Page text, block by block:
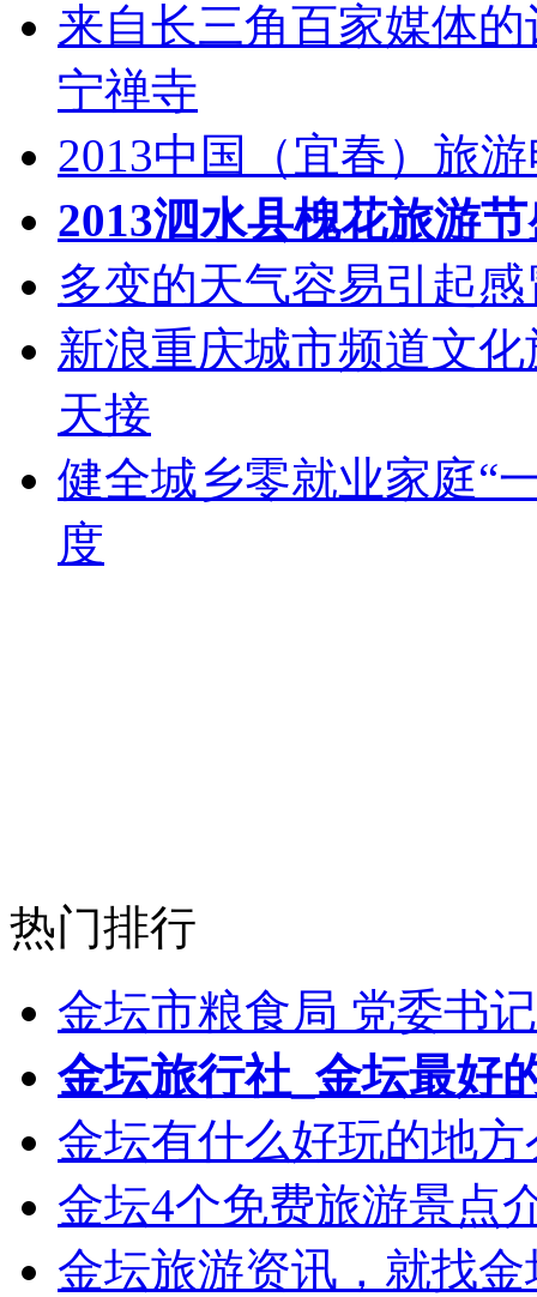
来自长三角百家媒体
宁禅寺
2013中国（宜春）旅
2013泗水县槐花旅游
多变的天气容易引起
新浪重庆城市频道文
天接
健全城乡零就业家庭“
度
热门排行
金坛市粮食局 党委书
金坛旅行社_金坛最好
金坛有什么好玩的地方
金坛4个免费旅游景点
金坛旅游资讯，就找